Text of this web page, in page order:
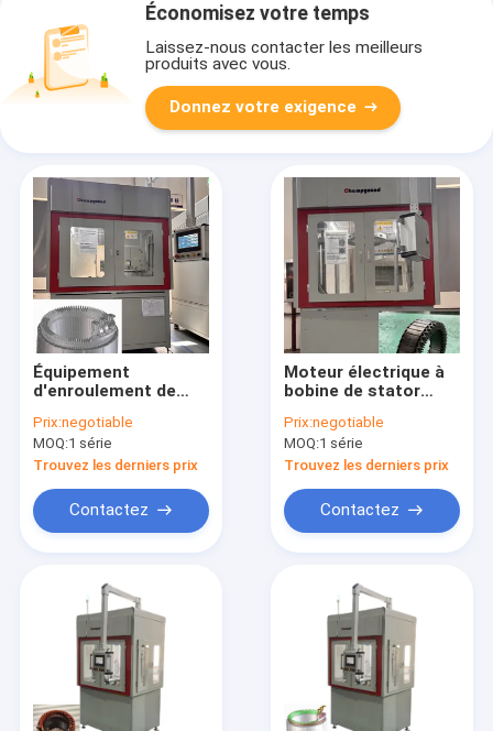
Économisez votre temps
Laissez-nous contacter les meilleurs
produits avec vous.
Donnez votre exigence
Équipement
d'enroulement de
multicouche
Rewinding Machine
Prix:negotiable
MOQ:1 série
Trouvez les derniers prix
Contactez
Moteur électrique à
bobine de stator
Prix:negotiable
MOQ:1 série
Trouvez les derniers prix
Contactez